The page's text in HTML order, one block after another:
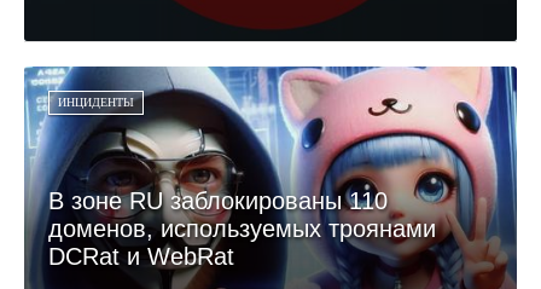
ИНЦИДЕНТЫ
В зоне RU заблокированы 110
доменов, используемых троянами
DCRat и WebRat